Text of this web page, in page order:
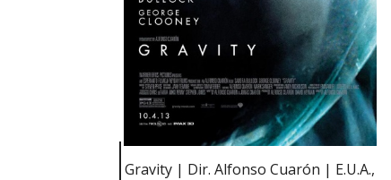
Gravity | Dir. Alfonso Cuarón | E.U.A.,